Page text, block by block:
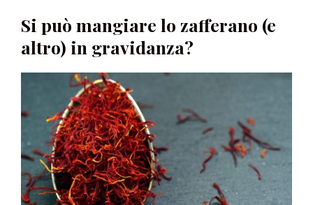
Si può mangiare lo zafferano (e
altro) in gravidanza?